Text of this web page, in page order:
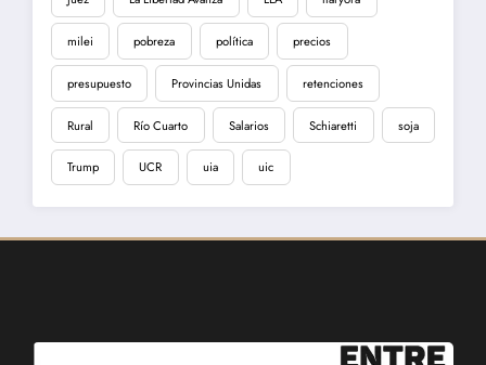
milei pobreza política precios
presupuesto Provincias Unidas retenciones
Rural Río Cuarto Salarios Schiaretti soja
Trump UCR uia uic